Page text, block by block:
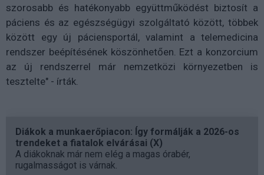
szorosabb és hatékonyabb együttműködést biztosít a
páciens és az egészségügyi szolgáltató között, többek
között egy új páciensportál, valamint a telemedicina
rendszer beépítésének köszönhetően. Ezt a konzorcium
az új rendszerrel már nemzetközi környezetben is
tesztelte" - írták.
Diákok a munkaerőpiacon: Így formálják a 2026-os
trendeket a fiatalok elvárásai (X)
A diákoknak már nem elég a magas órabér,
rugalmasságot is várnak.